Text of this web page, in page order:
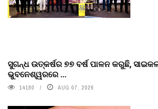
ସୁଗନ୍ଧ ଉତ୍କର୍ଷର ୭୭ ବର୍ଷ ପାଳନ କରୁଛି,
ଭୁବନେଶ୍ୱରରେ ...
14180 AUG 07, 2026